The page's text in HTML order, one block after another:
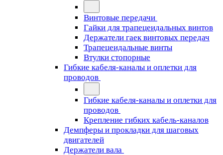
Винтовые передачи
Гайки для трапецеидальных винтов
Держатели гаек винтовых передач
Трапецеидальные винты
Втулки стопорные
Гибкие кабеля-каналы и оплетки для
проводов
Гибкие кабеля-каналы и оплетки для
проводов
Крепление гибких кабель-каналов
Демпферы и прокладки для шаговых
двигателей
Держатели вала